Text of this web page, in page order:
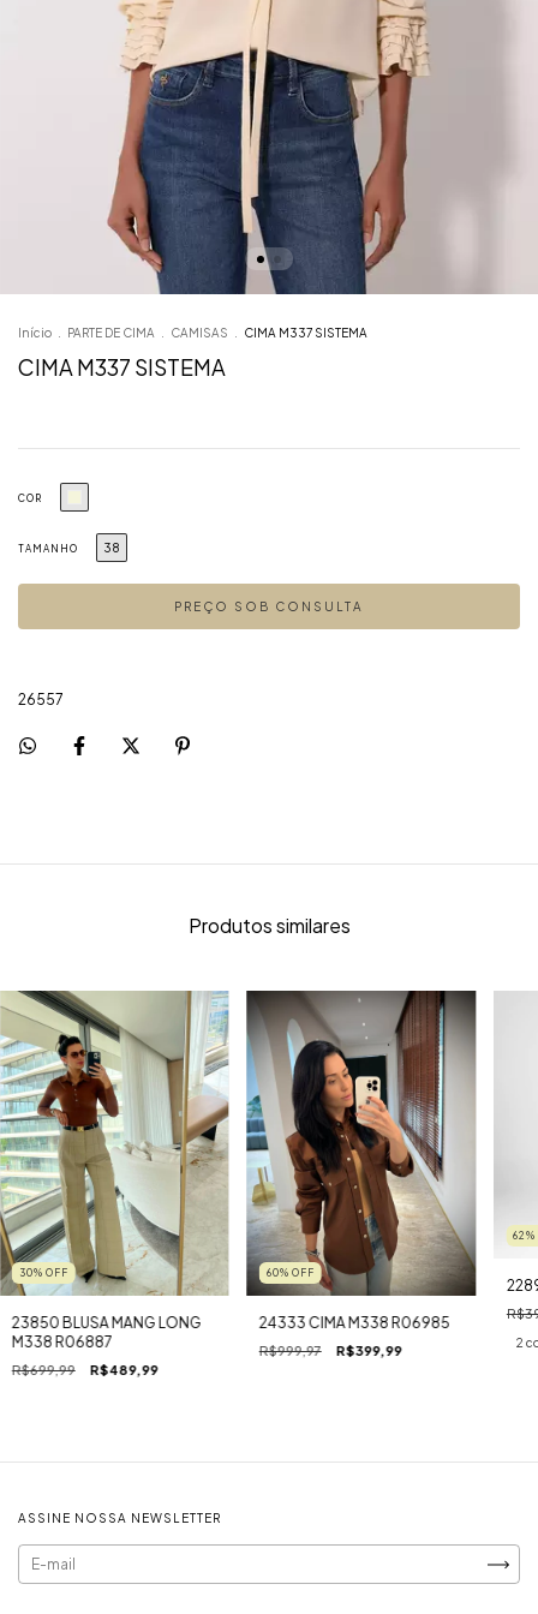
Início PARTE DE CIMA CAMISAS CIMA M337 SISTEMA
CIMA M337 SISTEMA
COR
TAMANHO 38
26557
Produtos similares
30% OFF
23850 BLUSA MANG LONG
M338 R06887
R$699,99 R$489,99
60% OFF
24333 CIMA M338 R06985
R$999,97 R$399,99
62%
2
ASSINE NOSSA NEWSLETTER